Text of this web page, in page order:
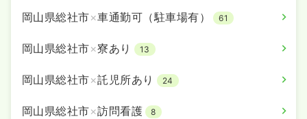
岡山県総社市×車通勤可（駐車場有） 61
岡山県総社市×寮あり 13
岡山県総社市×託児所あり 24
岡山県総社市×訪問看護 8